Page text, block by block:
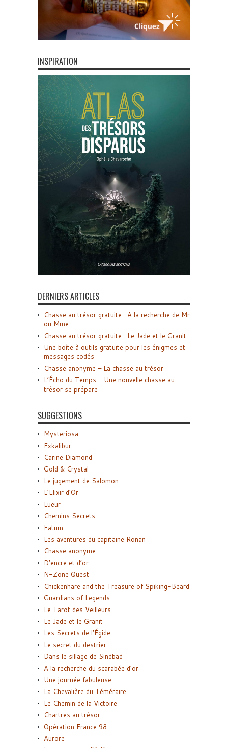
INSPIRATION
DERNIERS ARTICLES
Chasse au trésor gratuite : A la recherche de Mr
ou Mme
Chasse au trésor gratuite : Le Jade et le Granit
Une boîte à outils gratuite pour les énigmes et
messages codés
Chasse anonyme – La chasse au trésor
L’Écho du Temps – Une nouvelle chasse au
trésor se prépare
SUGGESTIONS
Mysteriosa
Exkalibur
Carine Diamond
Gold & Crystal
Le jugement de Salomon
L’Elixir d’Or
Lueur
Chemins Secrets
Fatum
Les aventures du capitaine Ronan
Chasse anonyme
D’encre et d’or
N-Zone Quest
Chickenhare and the Treasure of Spiking-Beard
Guardians of Legends
Le Tarot des Veilleurs
Le Jade et le Granit
Les Secrets de l’Égide
Le secret du destrier
Dans le sillage de Sindbad
A la recherche du scarabée d’or
Une journée fabuleuse
La Chevalière du Téméraire
Le Chemin de la Victoire
Chartres au trésor
Opération France 98
Aurore